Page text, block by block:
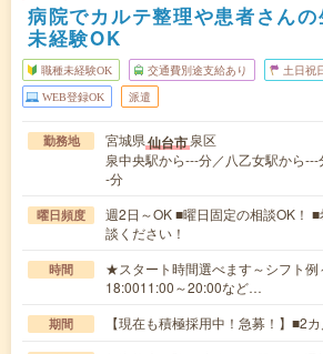
病院でカルテ整理や患者さんの
未経験OK
職種未経験OK 交通費別途支給あり 土日祝
WEB登録OK 派遣
勤務地 宮城県仙台市泉区
泉中央駅から---分／八乙女駅から
-分
曜日頻度
週2日～OK ■曜日固定の相談OK！
談ください！
時間
★スタート時間選べます～シフト例
18:0011:00～20:00など…
期間 【現在も積極採用中！急募！】■2カ